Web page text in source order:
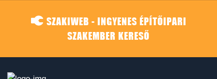
SZAKIWEB - INGYENES ÉPÍTŐIPARI
SZAKEMBER KERESŐ